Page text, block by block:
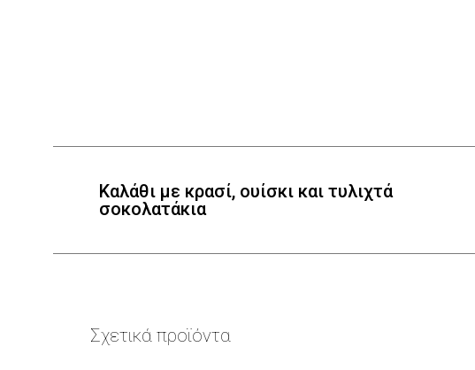
Καλάθι με κρασί, ουίσκι και τυλιχτά
σοκολατάκια
Σχετικά προϊόντα